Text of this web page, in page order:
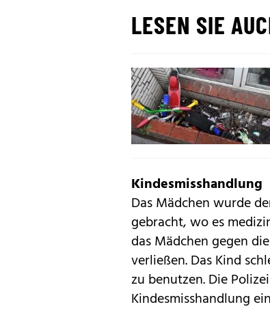
LESEN SIE
Kindesmisshandlung
Das Mädchen wurde
gebracht, wo es
das Mädchen gegen
verließen. Das Kind
zu benutzen. Die
Kindesmisshandlung